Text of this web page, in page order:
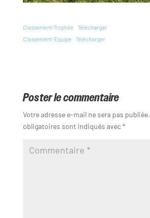
Classement-Trophée
Télécharger
Classement-Equipe
Télécharger
Poster le commentaire
Votre adresse e-mail ne sera pas publiée.
obligatoires sont indiqués avec*